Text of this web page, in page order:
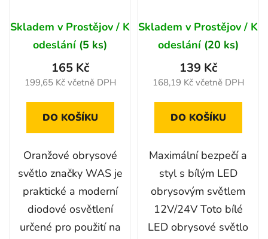
kSkladem v Prostějov / K
odeslání (5 ks)
199,65 Kč včetně DPH
165 Kč
DO KOŠÍKU
Oranžové obrysové
světlo značky WAS je
praktické a moderní
diodové osvětlení
určené pro použití na
6LED
Skladem v Prostějov / K
odeslání (20 ks)
168,19 Kč včetně DPH
139 Kč
DO KOŠÍKU
Maximální bezpečí a
styl s bílým LED
obrysovým světlem
12V/24V Toto bílé
LED obrysové světlo